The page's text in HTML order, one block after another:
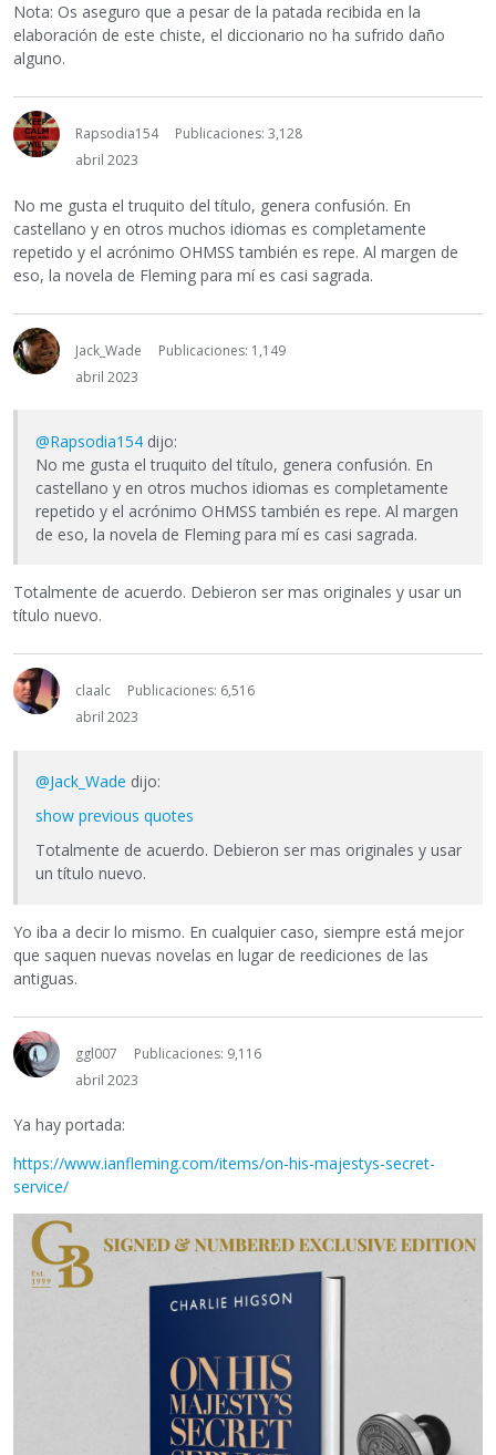
Nota: Os aseguro que a pesar de la patada recibida en la
elaboración de este chiste, el diccionario no ha sufrido daño
alguno.
Rapsodia154
Publicaciones: 3,128
abril 2023
No me gusta el truquito del título, genera confusión. En
castellano y en otros muchos idiomas es completamente
repetido y el acrónimo OHMSS también es repe. Al margen de
eso, la novela de Fleming para mí es casi sagrada.
Jack_Wade
Publicaciones: 1,149
abril 2023
@Rapsodia154 dijo:
No me gusta el truquito del título, genera confusión. En
castellano y en otros muchos idiomas es completamente
repetido y el acrónimo OHMSS también es repe. Al margen
de eso, la novela de Fleming para mí es casi sagrada.
Totalmente de acuerdo. Debieron ser mas originales y usar un
título nuevo.
claalc
Publicaciones: 6,516
abril 2023
@Jack_Wade dijo:
show previous quotes
Totalmente de acuerdo. Debieron ser mas originales y usar
un título nuevo.
Yo iba a decir lo mismo. En cualquier caso, siempre está mejor
que saquen nuevas novelas en lugar de reediciones de las
antiguas.
ggl007
Publicaciones: 9,116
abril 2023
Ya hay portada:
https://www.ianfleming.com/items/on-his-majestys-secret-
service/